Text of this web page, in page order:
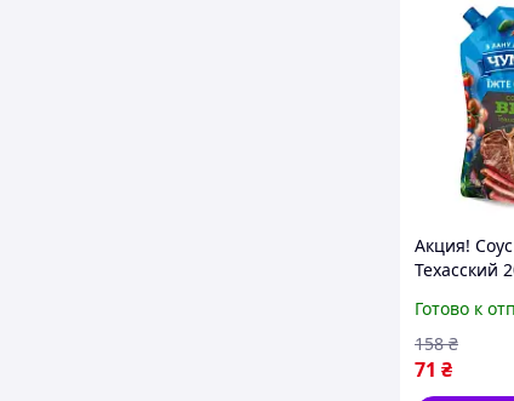
Акция!
Техасский
лучшей
Готово к
71 ₴
158 ₴